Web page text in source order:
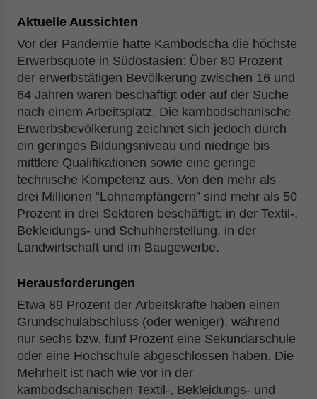
Aktuelle Aussichten
Vor der Pandemie hatte Kambodscha die höchste
Erwerbsquote in Südostasien: Über 80 Prozent
der erwerbstätigen Bevölkerung zwischen 16 und
64 Jahren waren beschäftigt oder auf der Suche
nach einem Arbeitsplatz. Die kambodschanische
Erwerbsbevölkerung zeichnet sich jedoch durch
ein geringes Bildungsniveau und niedrige bis
mittlere Qualifikationen sowie eine geringe
technische Kompetenz aus. Von den mehr als
drei Millionen “Lohnempfängern” sind mehr als 50
Prozent in drei Sektoren beschäftigt: in der Textil-,
Bekleidungs- und Schuhherstellung, in der
Landwirtschaft und im Baugewerbe.
Herausforderungen
Etwa 89 Prozent der Arbeitskräfte haben einen
Grundschulabschluss (oder weniger), während
nur sechs bzw. fünf Prozent eine Sekundarschule
oder eine Hochschule abgeschlossen haben. Die
Mehrheit ist nach wie vor in der
kambodschanischen Textil-, Bekleidungs- und